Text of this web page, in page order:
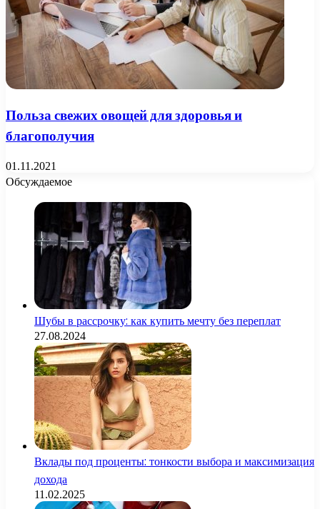
Польза свежих овощей для здоровья и
благополучия
01.11.2021
Обсуждаемое
Шубы в рассрочку: как купить мечту без переплат
27.08.2024
Вклады под проценты: тонкости выбора и максимизация
дохода
11.02.2025